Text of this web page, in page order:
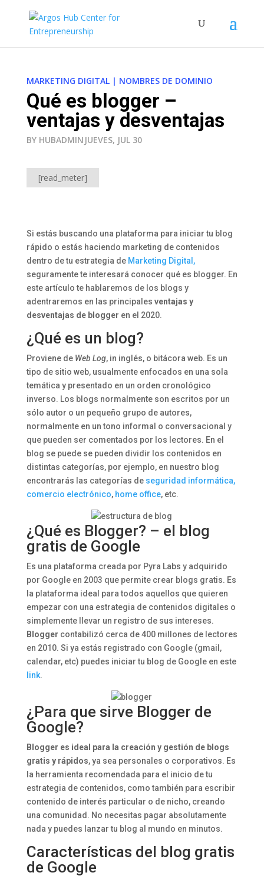
MARKETING DIGITAL| NOMBRES DE DOMINIO
Qué es blogger –
ventajas y desventajas
BY HUBADMIN JUEVES, JUL 30
[read_meter]
Si estás buscando una plataforma para iniciar tu blog
rápido o estás haciendo marketing de contenidos
dentro de tu estrategia de Marketing Digital,
seguramente te interesará conocer qué es blogger. En
este artículo te hablaremos de los blogs y
adentraremos en las principales ventajas y
desventajas de blogger en el 2020.
¿Qué es un blog?
Proviene de Web Log, in inglés, o bitácora web. Es un
tipo de sitio web, usualmente enfocados en una sola
temática y presentado en un orden cronológico
inverso. Los blogs normalmente son escritos por un
sólo autor o un pequeño grupo de autores,
normalmente en un tono informal o conversacional y
que pueden ser comentados por los lectores. En el
blog se puede se pueden dividir los contenidos en
distintas categorías, por ejemplo, en nuestro blog
encontrarás las categorías de seguridad informática,
comercio electrónico, home office, etc.
¿Qué es Blogger? – el blog
gratis de Google
Es una plataforma creada por Pyra Labs y adquirido
por Google en 2003 que permite crear blogs gratis. Es
la plataforma ideal para todos aquellos que quieren
empezar con una estrategia de contenidos digitales o
simplemente llevar un registro de sus intereses.
Blogger contabilizó cerca de 400 millones de lectores
en 2010. Si ya estás registrado con Google (gmail,
calendar, etc) puedes iniciar tu blog de Google en este
link.
¿Para que sirve Blogger de
Google?
Blogger es ideal para la creación y gestión de blogs
gratis y rápidos, ya sea personales o corporativos. Es
la herramienta recomendada para el inicio de tu
estrategia de contenidos, como también para escribir
contenido de interés particular o de nicho, creando
una comunidad. No necesitas pagar absolutamente
nada y puedes lanzar tu blog al mundo en minutos.
Características del blog gratis
de Google